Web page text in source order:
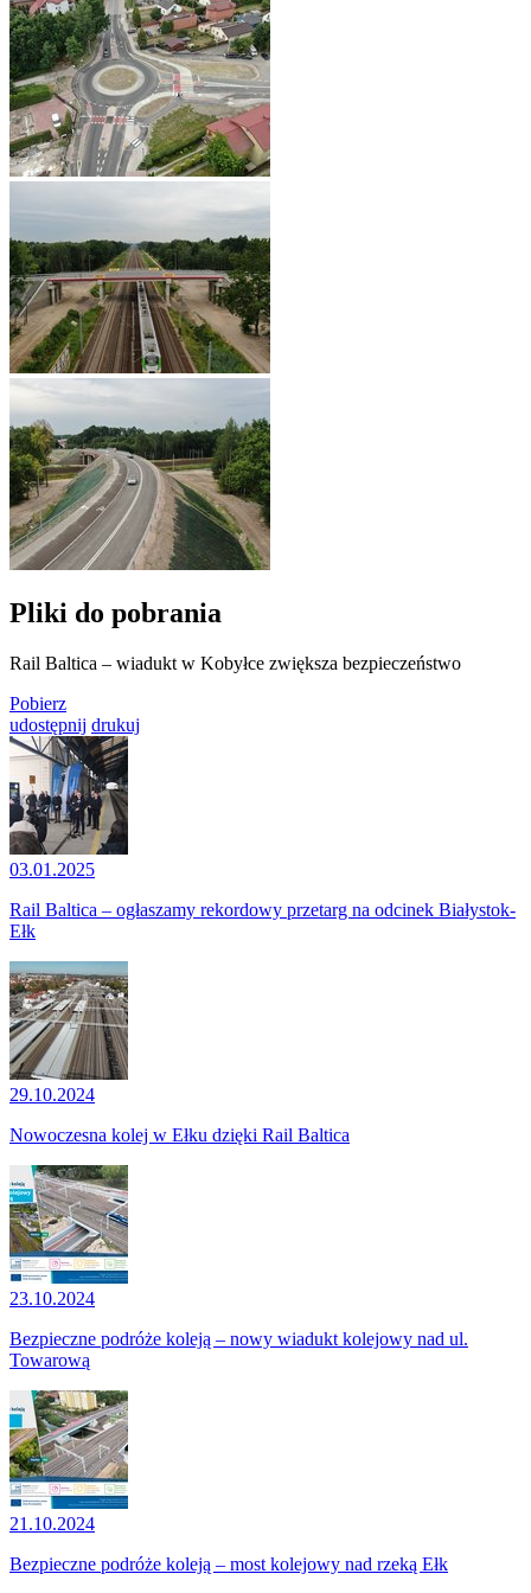
Pliki do pobrania
Rail Baltica – wiadukt w Kobyłce zwiększa bezpieczeństwo
Pobierz
udostępnij drukuj
03.01.2025
Rail Baltica – ogłaszamy rekordowy przetarg na odcinek Białystok-
Ełk
29.10.2024
Nowoczesna kolej w Ełku dzięki Rail Baltica
23.10.2024
Bezpieczne podróże koleją – nowy wiadukt kolejowy nad ul.
Towarową
21.10.2024
Bezpieczne podróże koleją – most kolejowy nad rzeką Ełk